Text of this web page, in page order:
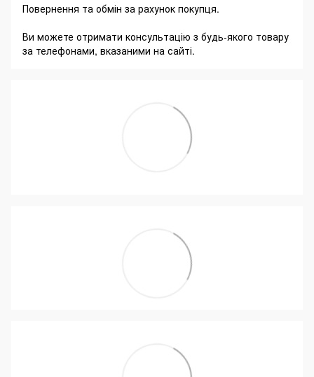
Повернення та обмін за рахунок покупця.
Ви можете отримати консультацію з будь-якого товару
за телефонами, вказаними на сайті.